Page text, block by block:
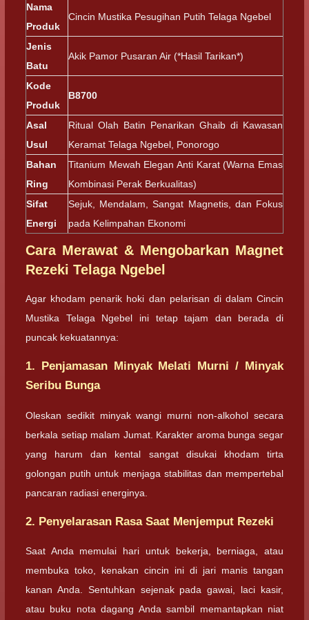
Nama
Produk
Cincin Mustika Pesugihan Putih Telaga Ngebel
Jenis
Batu
Akik Pamor Pusaran Air (*Hasil Tarikan*)
Kode
Produk
B8700
Asal
Usul
Ritual Olah Batin Penarikan Ghaib di Kawasan
Keramat Telaga Ngebel, Ponorogo
Bahan
Ring
Titanium Mewah Elegan Anti Karat (Warna Emas
Kombinasi Perak Berkualitas)
Sifat
Energi
Sejuk, Mendalam, Sangat Magnetis, dan Fokus
pada Kelimpahan Ekonomi
Cara Merawat & Mengobarkan Magnet
Rezeki Telaga Ngebel
Agar khodam penarik hoki dan pelarisan di dalam Cincin
Mustika Telaga Ngebel ini tetap tajam dan berada di
puncak kekuatannya:
1. Penjamasan Minyak Melati Murni / Minyak
Seribu Bunga
Oleskan sedikit minyak wangi murni non-alkohol secara
berkala setiap malam Jumat. Karakter aroma bunga segar
yang harum dan kental sangat disukai khodam tirta
golongan putih untuk menjaga stabilitas dan mempertebal
pancaran radiasi energinya.
2. Penyelarasan Rasa Saat Menjemput Rezeki
Saat Anda memulai hari untuk bekerja, berniaga, atau
membuka toko, kenakan cincin ini di jari manis tangan
kanan Anda. Sentuhkan sejenak pada gawai, laci kasir,
atau buku nota dagang Anda sambil memantapkan niat